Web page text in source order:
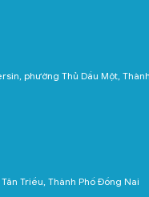
phường Thủ Dầu Một,
Triều, Thành Phố Đồng Nai